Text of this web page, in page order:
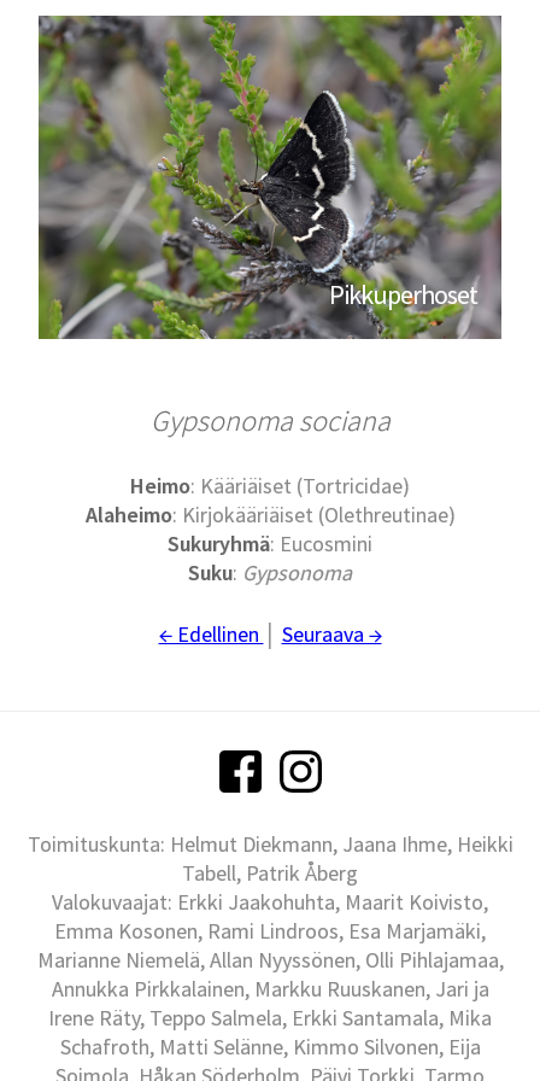
Pikkuperhoset
Gypsonoma sociana
Heimo: Kääriäiset (Tortricidae)
Alaheimo: Kirjokääriäiset (Olethreutinae)
Sukuryhmä: Eucosmini
Suku: Gypsonoma
← Edellinen Seuraava →
Toimituskunta: Helmut Diekmann, Jaana Ihme, Heikki
Tabell, Patrik Åberg
Valokuvaajat: Erkki Jaakohuhta, Maarit Koivisto,
Emma Kosonen, Rami Lindroos, Esa Marjamäki,
Marianne Niemelä, Allan Nyyssönen, Olli Pihlajamaa,
Annukka Pirkkalainen, Markku Ruuskanen, Jari ja
Irene Räty, Teppo Salmela, Erkki Santamala, Mika
Schafroth, Matti Selänne, Kimmo Silvonen, Eija